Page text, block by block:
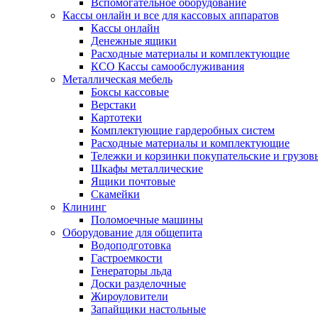
Вспомогательное оборудование
Кассы онлайн и все для кассовых аппаратов
Кассы онлайн
Денежные ящики
Расходные материалы и комплектующие
КСО Кассы самообслуживания
Металлическая мебель
Боксы кассовые
Верстаки
Картотеки
Комплектующие гардеробных систем
Расходные материалы и комплектующие
Тележки и корзинки покупательские и
Шкафы металлические
Ящики почтовые
Скамейки
Клининг
Поломоечные машины
Оборудование для общепита
Водоподготовка
Гастроемкости
Генераторы льда
Доски разделочные
Жироуловители
Запайщики настольные